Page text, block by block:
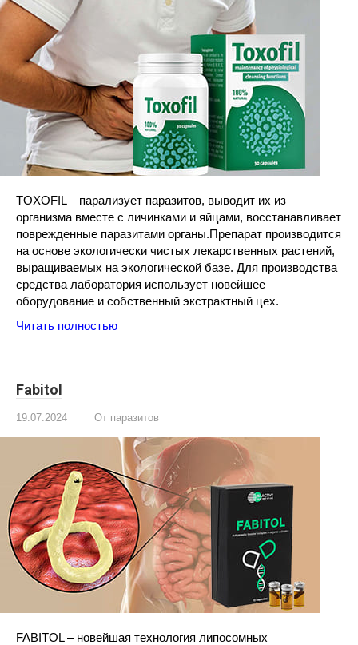
TOXOFIL – парализует паразитов, выводит их из
организма вместе с личинками и яйцами, восстанавливает
поврежденные паразитами органы.Препарат производится
на основе экологически чистых лекарственных растений,
выращиваемых на экологической базе. Для производства
средства лаборатория использует новейшее
оборудование и собственный экстрактный цех.
Читать полностью
Fabitol
19.07.2024 От паразитов
FABITOL – новейшая технология липосомных